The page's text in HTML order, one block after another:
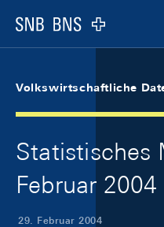
Logo
Volkswirtschaftliche
Statistisches
Februar 2004
29. Februar 2004